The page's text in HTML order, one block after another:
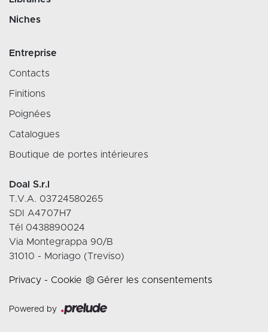
Niches
Entreprise
Contacts
Finitions
Poignées
Catalogues
Boutique de portes intérieures
Doal S.r.l
T.V.A. 03724580265
SDI A4707H7
Tél 0438890024
Via Montegrappa 90/B
31010 - Moriago (Treviso)
Privacy - Cookie Gérer les consentements
Powered by